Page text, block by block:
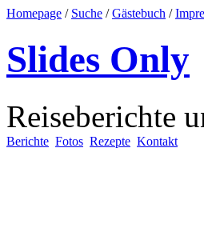
Homepage / Suche /Gästebuch /
Slides Only
Reiseberichte
Berichte Fotos Rezepte Kontakt